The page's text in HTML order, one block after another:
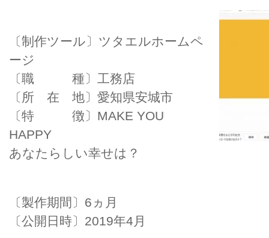
〔制作ツール〕ツタエルホームペ
ージ
〔職 種〕工務店
〔所 在 地〕愛知県安城市
〔特 徴〕 MAKE YOU
HAPPY
あなたらしい幸せは？
〔製作期間〕6ヵ月
〔公開日時〕2019年4月